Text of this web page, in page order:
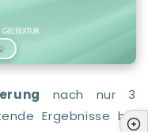
nach nur 3
Ergebnisse bis